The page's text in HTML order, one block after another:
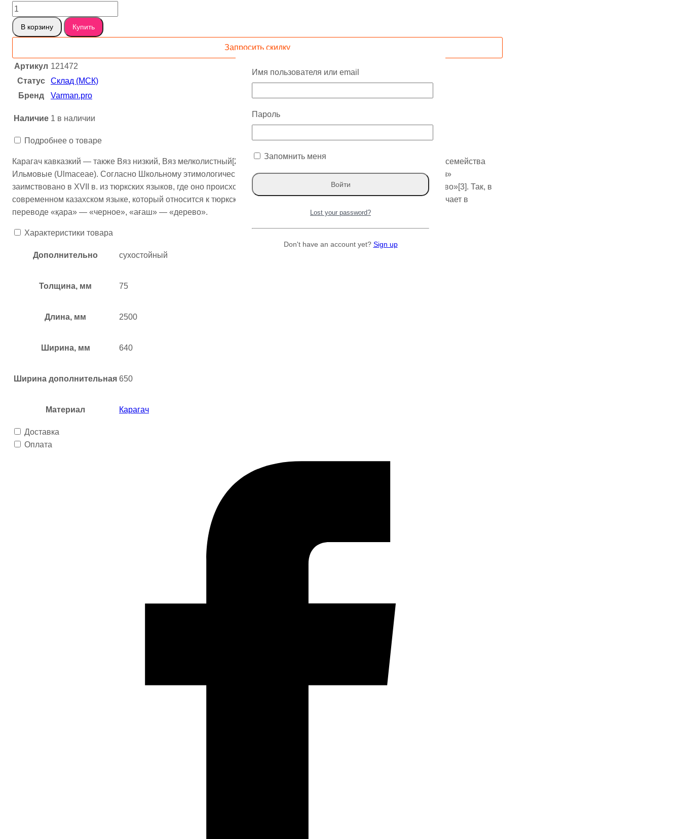
Количество
товара
Карагач
сухостойный
121472
В корзину Купить
Запросить скидку
Артикул 121472
Статус
Склад (МСК)
Бренд
Varman.pro
Наличие 1 в наличии
Подробнее о товаре
Карагач кавказкий — также Вяз низкий, Вяз мелколистный[2] (лат. Ulmus pumila) — вид деревьев рода Вяз (Ulmus) семейства
Ильмовые (Ulmaceae). Согласно Школьному этимологическому словарю русского языка (2004), название «карагач»
заимствовано в XVII в. из тюркских языков, где оно происходит от сложения «кара» — «черное» и «агач» — «дерево»[3]. Так, в
современном казахском языке, который относится к тюркским языкам, дерево называется каз. қарағаш, что и означает в
переводе «қара» — «черное», «ағаш» — «дерево».
Характеристики товара
Дополнительно сухостойный
Толщина, мм 75
Длина, мм 2500
Ширина, мм 640
Ширина дополнительная 650
Материал Карагач
Доставка
Оплата
Имя пользователя или email
Пароль
Запомнить меня
Lost your password?
Don't have an account yet? Sign up